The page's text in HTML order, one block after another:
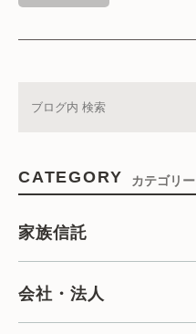
CATEGORY カテゴリー
家族信託
会社・法人